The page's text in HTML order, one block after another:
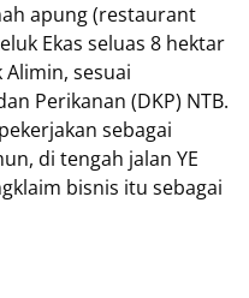
apung (restaurant
Ekas seluas 8 hektar
sesuai
Perikanan (DKP) NTB.
sebagai
di tengah jalan YE
bisnis itu sebagai